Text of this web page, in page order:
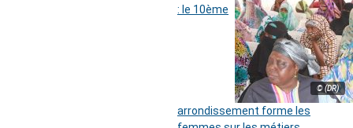
© (DR)
: le 10ème
arrondissement forme les